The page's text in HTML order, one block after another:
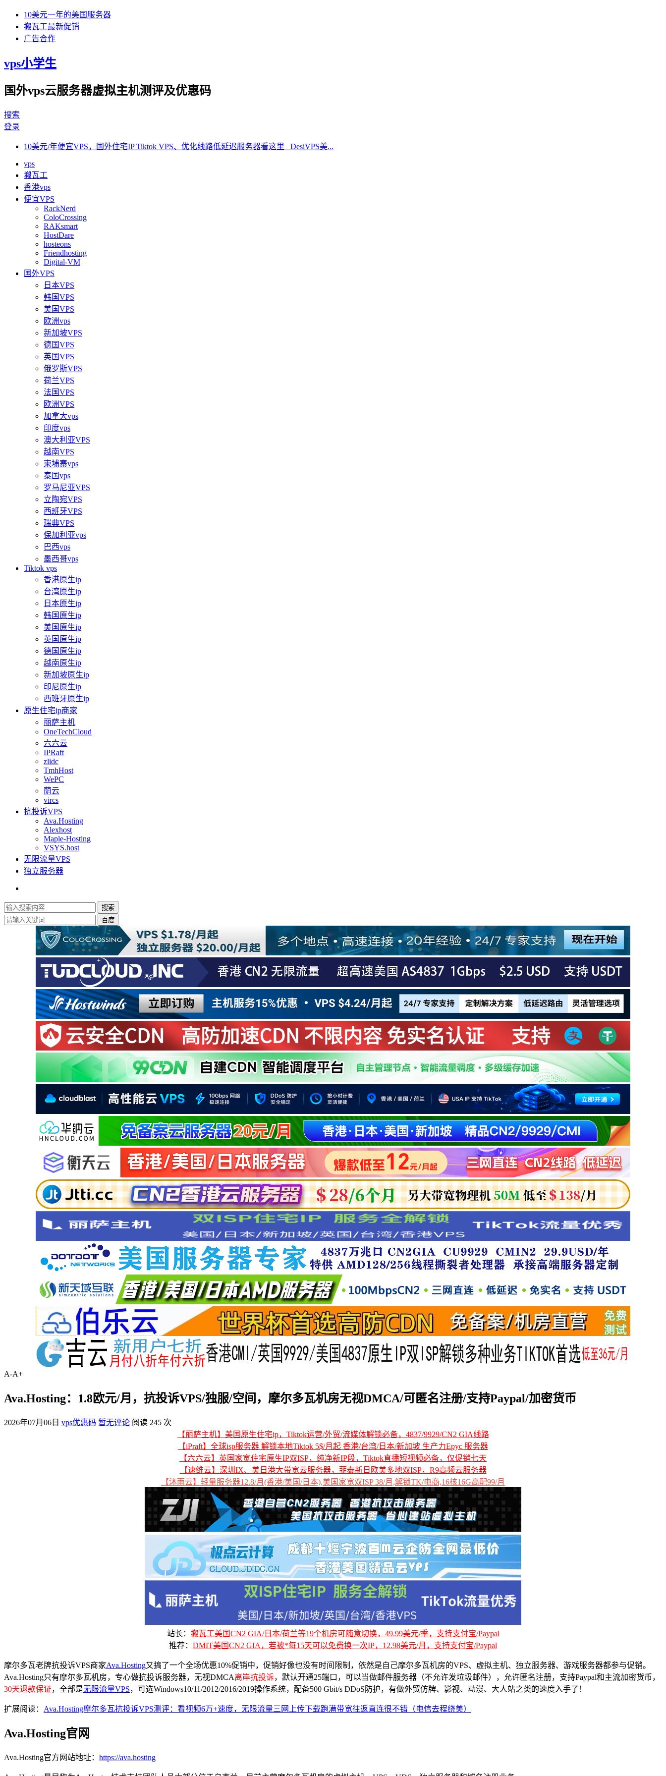
10美元一年的美国服务器
搬瓦工最新促销
广告合作
vps小学生
国外vps云服务器虚拟主机测评及优惠码
搜索
登录
10美元/年便宜VPS，国外住宅IP Tiktok VPS、优化线路低延迟服务器看这里 DesiVPS美...
vps
搬瓦工
香港vps
便宜VPS
RackNerd
ColoCrossing
RAKsmart
HostDare
hosteons
Friendhosting
Digital-VM
国外VPS
日本VPS
韩国VPS
美国VPS
欧洲vps
新加坡VPS
德国VPS
英国VPS
俄罗斯VPS
荷兰VPS
法国VPS
欧洲VPS
加拿大vps
印度vps
澳大利亚VPS
越南VPS
柬埔寨vps
泰国vps
罗马尼亚VPS
立陶宛VPS
西班牙VPS
瑞典VPS
保加利亚vps
巴西vps
墨西哥vps
Tiktok vps
香港原生ip
台湾原生ip
日本原生ip
韩国原生ip
美国原生ip
英国原生ip
德国原生ip
越南原生ip
新加坡原生ip
印尼原生ip
西班牙原生ip
原生住宅ip商家
丽萨主机
OneTechCloud
六六云
IPRaft
zlidc
TmhHost
WePC
荫云
vircs
抗投诉VPS
Ava.Hosting
Alexhost
Maple-Hosting
VSYS.host
无限流量VPS
独立服务器
A-A+
Ava.Hosting：1.8欧元/月，抗投诉VPS/独服/空间，摩尔多瓦机房无视DMCA/可匿名注册/支持Paypal/加密货币
2026年07月06日 vps优惠码 暂无评论 阅读 245 次
【丽萨主机】美国原生住宅ip，Tiktok运营/外贸/流媒体解锁必备，4837/9929/CN2 GIA线路
【iPraft】全球isp服务器 解锁本地Tiktok 5$/月起 香港/台湾/日本/新加坡 生产力Epyc 服务器
【六六云】英国家宽住宅原生IP双ISP，纯净新IP段，Tiktok直播短视频必备，仅促销七天
【速维云】深圳IX、美日港大带宽云服务器，菲泰新日欧美多地双ISP，R9高频云服务器
【沐雨云】轻量服务器12.8/月(香港/美国/日本),美国家宽双ISP 38/月,解锁TK/电商,16核16G高配99/月
站长： 搬瓦工美国CN2 GIA/日本/荷兰等19个机房可随意切换，49.99美元/季，支持支付宝/Paypal
推荐： DMIT美国CN2 GIA，若被*每15天可以免费换一次IP，12.98美元/月，支持支付宝/Paypal
摩尔多瓦老牌抗投诉VPS商家Ava.Hosting又搞了一个全场优惠10%促销中，促销好像也没有时间限制，依然是自己摩尔多瓦机房的VPS、虚拟主机、独立服务器、游戏服务器都参与促销。
Ava.Hosting只有摩尔多瓦机房，专心做抗投诉服务器，无视DMCA离岸抗投诉，默认开通25端口，可以当做邮件服务器（不允许发垃圾邮件），允许匿名注册，支持Paypal和主流加密货币，
30天退款保证，全部是无限流量VPS，可选Windows10/11/2012/2016/2019操作系统，配备500 Gbit/s DDoS防护，有做外贸仿牌、影视、动漫、大人站之类的速度入手了！
扩展阅读： Ava.Hosting摩尔多瓦抗投诉VPS测评：看视频6万+速度，无限流量三网上传下载跑满带宽往返直连很不错（电信去程绕美）
Ava.Hosting官网
Ava.Hosting官方网站地址： https://ava.hosting